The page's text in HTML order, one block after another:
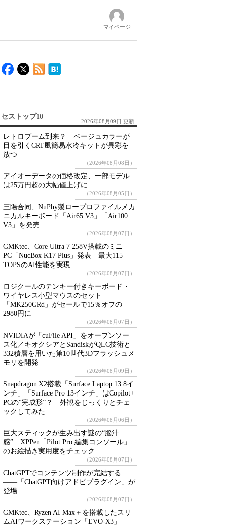
マイページ
ストップ10
2026年08月09日 更新
レトロブーム到来？ ベージュカラーが
目を引くCRT風簡易水冷キットが異彩を
放つ
（2026年08月08日）
アイオーデータの価格改定、一部モデル
は25万円超の大幅値上げに
（2026年08月05日）
三陽合同、NuPhy製ロープロファイルメカ
ニカルキーボード「Air65 V3」「Air100
V3」を発売
（2026年08月07日）
GMKtec、Core Ultra 7 258V搭載のミニ
PC「NucBox K17 Plus」発表 最大115
TOPSのAI性能を実現
（2026年08月07日）
ロジクールのテンキー付きキーボード・
ワイヤレス小型マウスのセット
「MK250GRd」がセールで15％オフの
2980円に
（2026年08月07日）
NVIDIAが「cuFile API」をオープンソー
ス化／キオクシアとSandiskがQLC技術と
332積層を用いた第10世代3Dフラッシュメ
モリを開発
（2026年08月09日）
Snapdragon X2搭載「Surface Laptop 13.8イ
ンチ」「Surface Pro 13インチ」はCopilot+
PCの“完成形”？ 外観をじっくりとチェ
ックしてみた
（2026年08月06日）
巨大スティックが生み出す謎の“脳汁
感” XPPen「Pilot Pro 編集コンソール」
のお絵描き実用度をチェック
（2026年08月07日）
ChatGPTでコンテンツ制作が完結する
――「ChatGPT向けアドビプラグイン」が
登場
（2026年08月07日）
GMKtec、Ryzen AI Max＋を搭載したスリ
ムAIワークステーション「EVO-X3」